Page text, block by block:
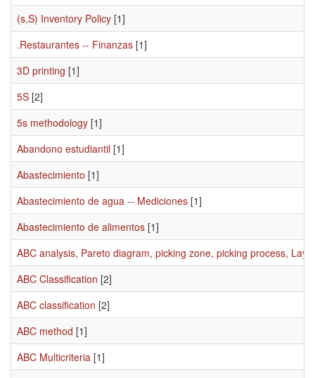
(s,S) Inventory Policy [1]
.Restaurantes -- Finanzas [1]
3D printing [1]
5S [2]
5s methodology [1]
Abandono estudiantil [1]
Abastecimiento [1]
Abastecimiento de agua -- Mediciones [1]
Abastecimiento de alimentos [1]
ABC analysis, Pareto diagram, picking zone, picking process,
ABC Classification [2]
ABC classification [2]
ABC method [1]
ABC Multicriteria [1]